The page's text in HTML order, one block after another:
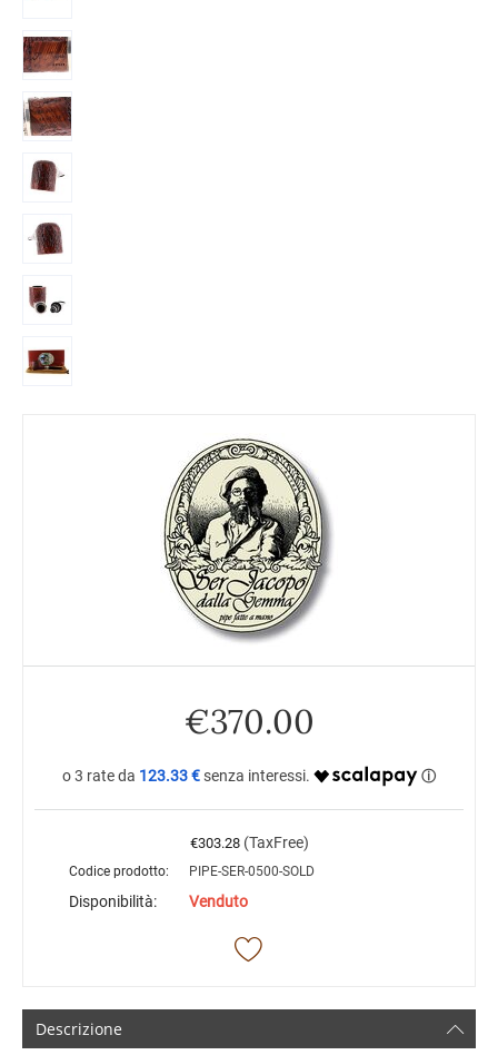
€370.00
123.33 €
€303.28 (TaxFree)
Codice prodotto: PIPE-SER-0500-SOLD
Disponibilità: Venduto
Descrizione